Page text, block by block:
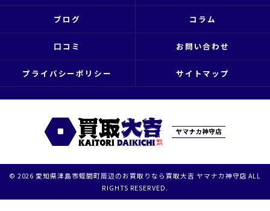
ブログ コラム
口コミ お問い合わせ
プライバシーポリシー サイトマップ
© 2026 愛知県津島市蛭間町周辺のお買取りなら買取大吉 ヤマナカ神守店 ALL
RIGHTS RESERVED.